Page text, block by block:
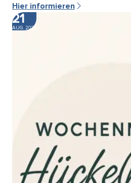
Hier informieren
21
AUG. 2026